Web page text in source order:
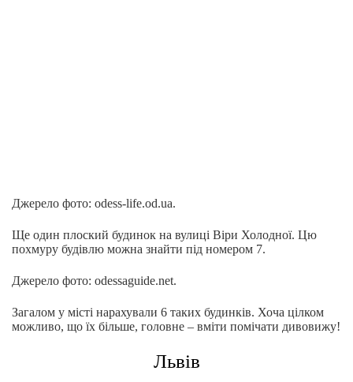
Джерело фото: odess-life.od.ua.
Ще один плоский будинок на вулиці Віри Холодної. Цю
похмуру будівлю можна знайти під номером 7.
Джерело фото: odessaguide.net.
Загалом у місті нарахували 6 таких будинків. Хоча цілком
можливо, що їх більше, головне – вміти помічати дивовижу!
Львів